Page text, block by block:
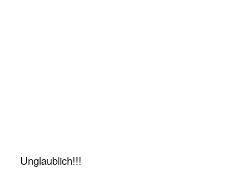
Unglaublich!!!